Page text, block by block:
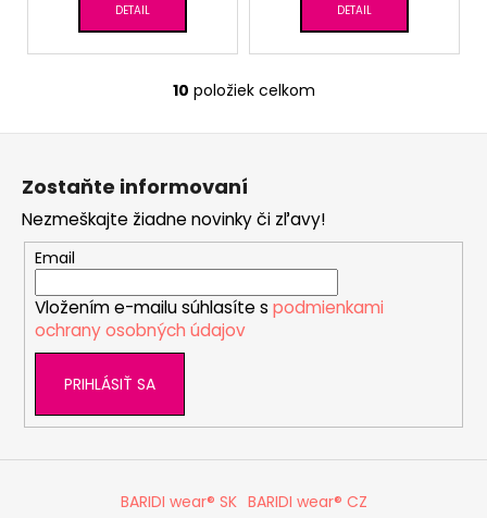
DETAIL DETAIL
O
v
á
d
a
c
i
e
p
r
v
ý
i
10 položiek celkom
Zostaňte informovaní
Nezmeškajte žiadne novinky či zľavy!
Email
Vložením e-mailu súhlasíte s podmienkami
ochrany osobných údajov
PRIHLÁSIŤ SA
BARIDI wear® SK BARIDI wear® CZ